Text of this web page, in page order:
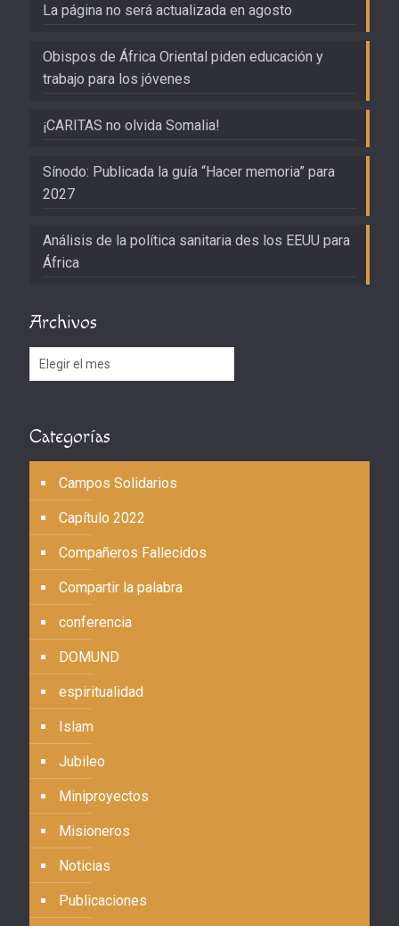
La página no será actualizada en agosto
Obispos de África Oriental piden educación y
trabajo para los jóvenes
¡CARITAS no olvida Somalia!
Sínodo: Publicada la guía “Hacer memoria” para
2027
Análisis de la política sanitaria des los EEUU para
África
Archivos
Archivos
Categorías
Campos Solidarios
Capítulo 2022
Compañeros Fallecidos
Compartir la palabra
conferencia
DOMUND
espiritualidad
Islam
Jubileo
Miniproyectos
Misioneros
Noticias
Publicaciones